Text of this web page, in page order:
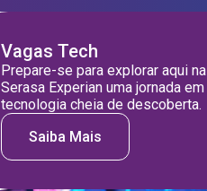
Vagas Tech
Prepare-se para explorar aqui na
Serasa Experian uma jornada em
tecnologia cheia de descoberta.
Saiba Mais